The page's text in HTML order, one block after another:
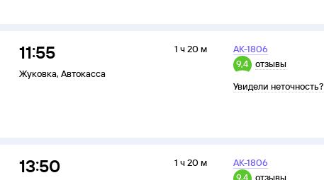
11:55
Жуковка, Автокасса
1 ч 20 м
АК-1806
9,4
отзывы
Увидели неточность?
13:50 1 ч 20 м
АК-1806
9,4
отзывы